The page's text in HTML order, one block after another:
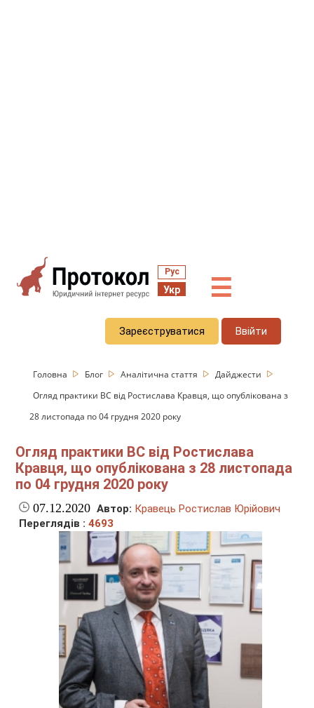
Рус
Укр ☰
Зареєструватися Ввійти
Головна Блог Аналітична стаття
Дайджести
Огляд практики ВС від Ростислава Кравця, що опублікована з
28 листопада по 04 грудня 2020 року
Огляд практики ВС від Ростислава
Кравця, що опублікована з 28 листопада
по 04 грудня 2020 року
07.12.2020 Автор: Кравець Ростислав Юрійович
Переглядів :4693